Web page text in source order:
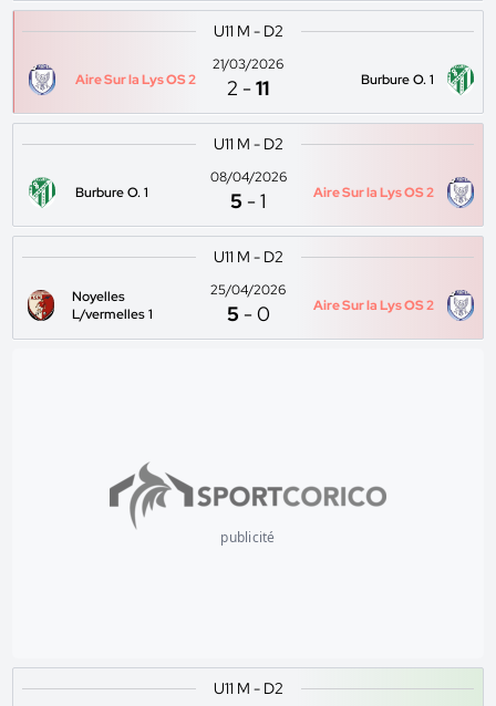
U11 M - D2
Aire Sur la Lys OS 2
21/03/2026
2 -11 Burbure O. 1
U11 M - D2
Burbure O. 1
08/04/2026
5 -1 Aire Sur la Lys OS 2
U11 M - D2
Noyelles
L/vermelles 1
25/04/2026
5 -0 Aire Sur la Lys OS 2
publicité
U11 M - D2